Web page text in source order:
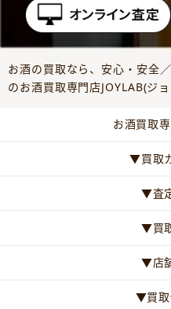
お酒の買取なら、安心・安全
のお酒買取専門店JOYLAB(ジ
お酒買取
▼買取
▼査
▼買
▼店
▼買